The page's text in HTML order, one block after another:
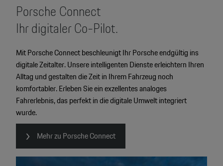
Porsche Connect
Ihr digitaler Co-Pilot.
Mit Porsche Connect beschleunigt Ihr Porsche endgültig ins
digitale Zeitalter. Unsere intelligenten Dienste erleichtern Ihren
Alltag und gestalten die Zeit in Ihrem Fahrzeug noch
komfortabler. Erleben Sie ein exzellentes analoges
Fahrerlebnis, das perfekt in die digitale Umwelt integriert
wurde.
Mehr zu Porsche Connect